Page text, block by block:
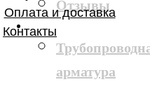
Оплата и доставка
Контакты
Отзывы
Каталог
арматура